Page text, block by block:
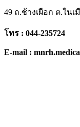
49 ถ.ช้างเผือก ต.ใน
โทร : 044-235724
E-mail :